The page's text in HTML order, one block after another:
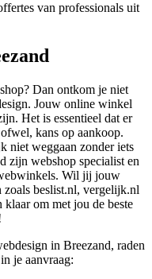
van professionals uit
Dan ontkom je niet
Jouw online winkel
Het is essentieel dat er
kans op aankoop.
niet weggaan zonder iets
zijn webshop specialist en
Wil jij jouw
zoals beslist.nl, vergelijk.nl
om met jou de beste
in Breezand, raden
je aanvraag: